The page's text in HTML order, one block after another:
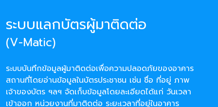
ระบบแลกบัตรผู้มาติดต่อ
(V-Matic)
ระบบบันทึกข้อมูลผู้มาติดต่อเพื่อความปลอดภัยของอาคาร
สถานที่โดยอ่านข้อมูลในบัตรประชาชน เช่น ชื่อ ที่อยู่ ภาพ
เจ้าของบัตร ฯลฯ จัดเก็บข้อมูลโดยละเอียดได้แก่ วันเวลา
เข้าออก หน่วยงานที่มาติดต่อ ระยะเวลาที่อยู่ในอาคาร